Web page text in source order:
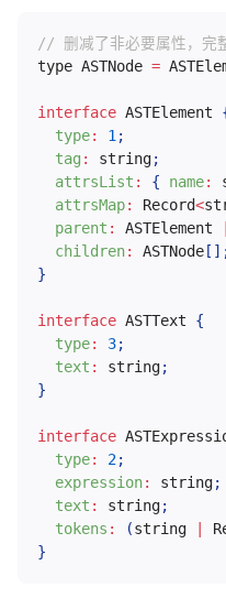
// 删减了非必要属性，
type ASTNode =
interface ASTElement
type: 1 ;
tag : string;
attrsList : { name:
attrsMap: Record<
parent : ASTElement
children: ASTNode [ ]
}
interface ASTText
{
type: 3;
text : string;
}
interface
type: 2;
expression: string;
text : string;
tokens : (string
}